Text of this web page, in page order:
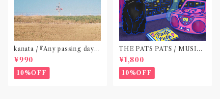
kanata / 『Any passing day -
EP』(CD作品)〝東京〟
¥990
10%OFF
THE PATS PATS / MUSIC
NEVER ENDING(CD作品)
¥1,800
10%OFF